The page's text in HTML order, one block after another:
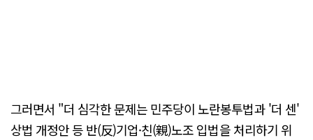
그러면서 "더 심각한 문제는 민주당이 노란봉투법과 '더 센'
상법 개정안 등 반(反)기업·친(親)노조 입법을 처리하기 위